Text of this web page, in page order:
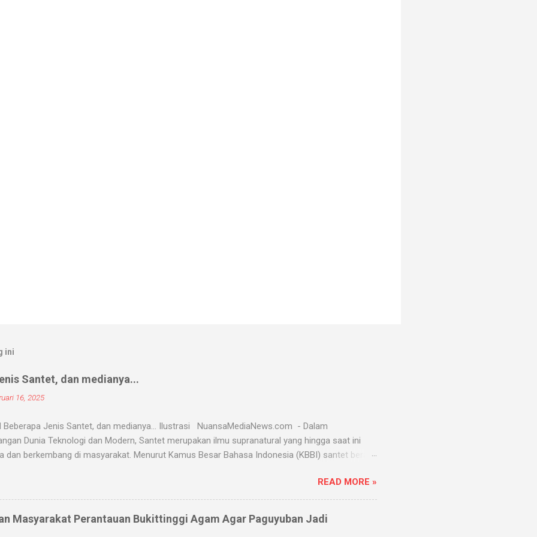
ini
Santet, dan medianya...
16, 2025
Beberapa Jenis Santet, dan medianya... Ilustrasi NuansaMediaNews.com - Dalam
Dunia Teknologi dan Modern, Santet merupakan ilmu supranatural yang hingga saat ini
dan berkembang di masyarakat. Menurut Kamus Besar Bahasa Indonesia (KBBI) santet berarti
kejadian dengan kekuatan supranatural dari paranormal. Biasanya, santet melibatkan jin dan
untuk membahayakan orang lain. Banyak medium yang digunakan oleh paranormal
seseorang, diantaranya boneka, dupa, kembang, paku, rambut dan masih banyak lagi.
tersebut 'dikirim' oleh para dukun atau 'orang pintar' yang disewa oleh penyantet. Dalam
READ MORE »
Masyarakat Perantauan Bukittinggi Agam Agar Paguyuban Jadi